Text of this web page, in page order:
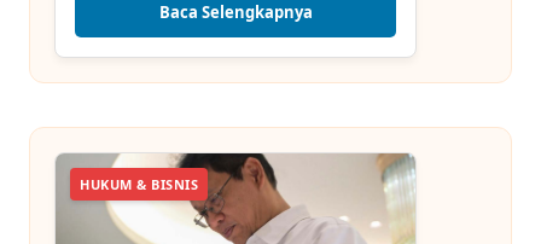
Baca Selengkapnya
HUKUM & BISNIS